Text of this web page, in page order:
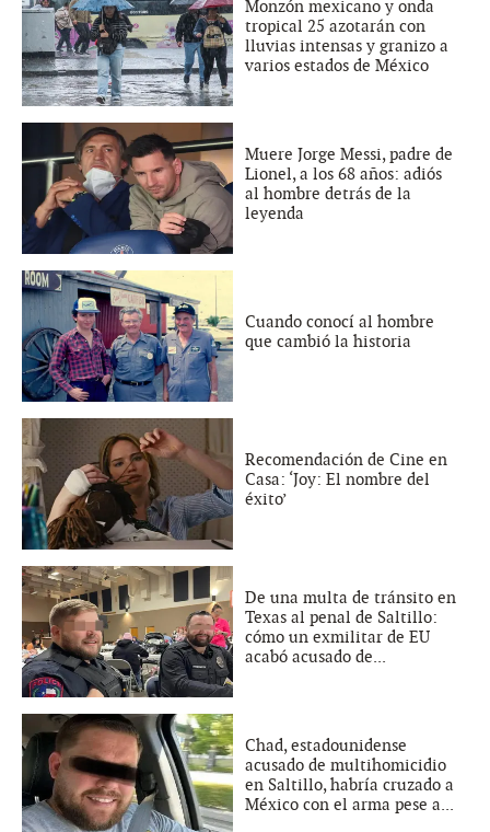
Monzón mexicano y onda
tropical 25 azotarán con
lluvias intensas y granizo a
varios estados de México
Muere Jorge Messi, padre de
Lionel, a los 68 años: adiós
al hombre detrás de la
leyenda
Cuando conocí al hombre
que cambió la historia
Recomendación de Cine en
Casa: ‘Joy: El nombre del
éxito’
De una multa de tránsito en
Texas al penal de Saltillo:
cómo un exmilitar de EU
acabó acusado de...
Chad, estadounidense
acusado de multihomicidio
en Saltillo, habría cruzado a
México con el arma pese a...